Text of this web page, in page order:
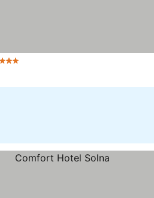
3 Kategória